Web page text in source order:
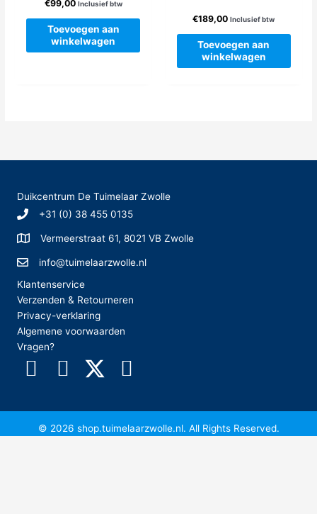
€99,00 Inclusief btw
Toevoegen aan
winkelwagen
€189,00 Inclusief btw
Toevoegen aan
winkelwagen
Duikcentrum De Tuimelaar Zwolle
+31 (0) 38 455 0135
Vermeerstraat 61, 8021 VB Zwolle
info@tuimelaarzwolle.nl
Klantenservice
Verzenden & Retourneren
Privacy-verklaring
Algemene voorwaarden
Vragen?
© 2026 shop.tuimelaarzwolle.nl. All Rights Reserved.